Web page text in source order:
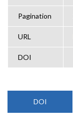
Pagination
URL
DOI
DOI